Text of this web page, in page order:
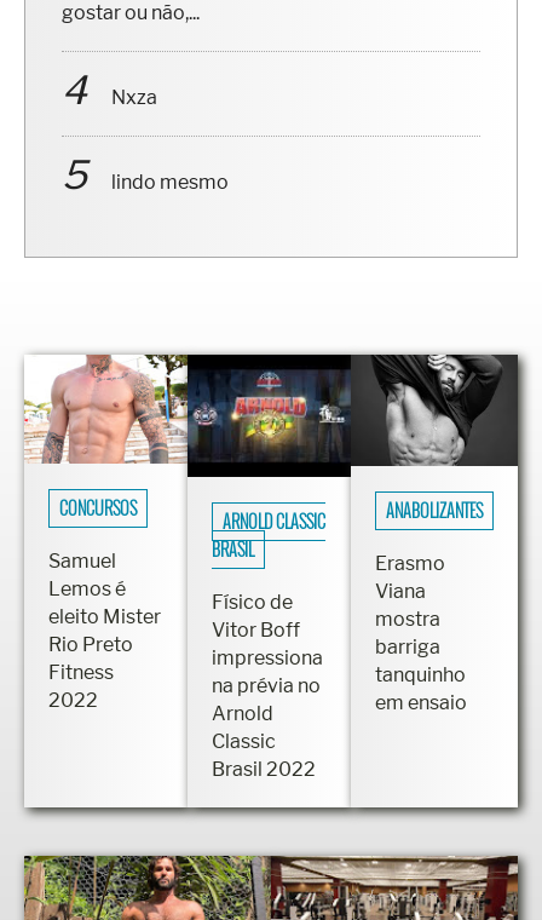
gostar ou não,...
Nxza
lindo mesmo
CONCURSOS
Samuel
Lemos é
eleito Mister
Rio Preto
Fitness
2022
ARNOLD CLASSIC
BRASIL
Físico de
Vitor Boff
impressiona
na prévia no
Arnold
Classic
Brasil 2022
ANABOLIZANTES
Erasmo
Viana
mostra
barriga
tanquinho
em ensaio